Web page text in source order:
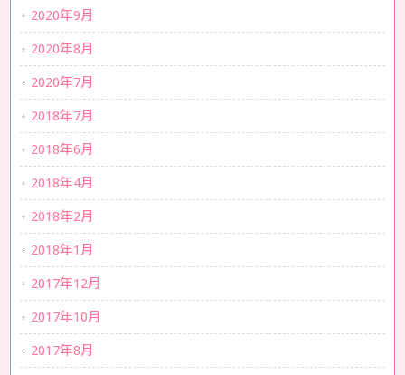
2020年9月
2020年8月
2020年7月
2018年7月
2018年6月
2018年4月
2018年2月
2018年1月
2017年12月
2017年10月
2017年8月